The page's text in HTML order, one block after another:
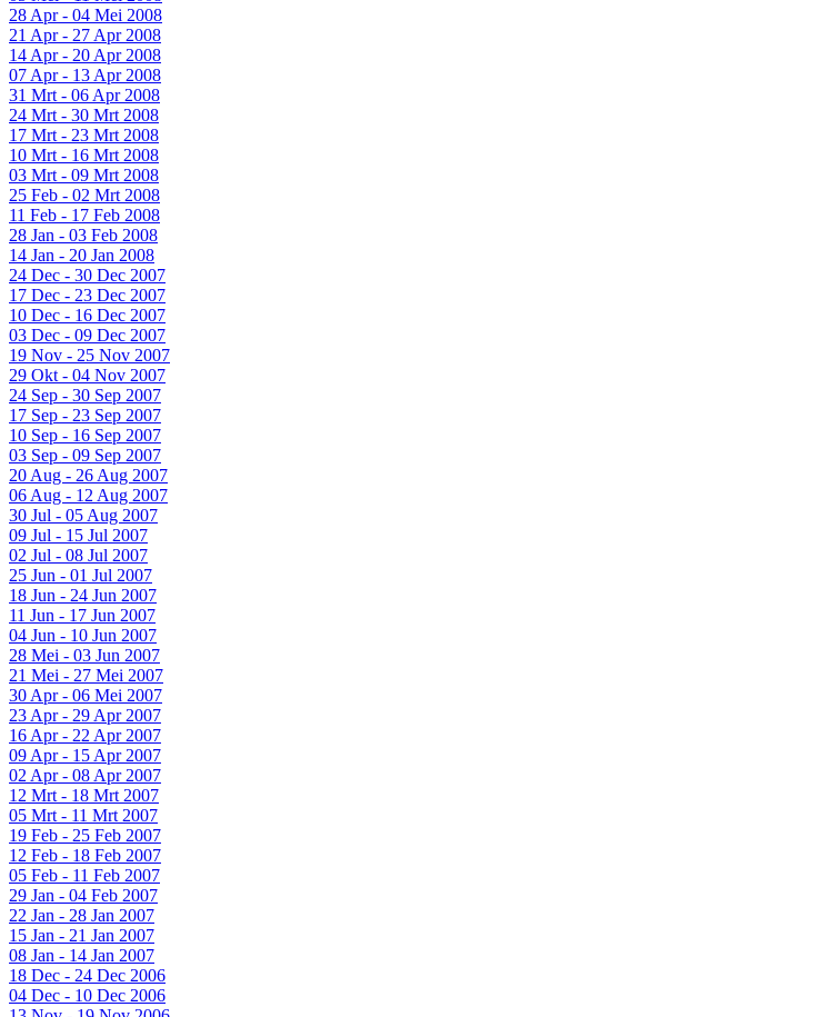
28 Apr - 04 Mei 2008
21 Apr - 27 Apr 2008
14 Apr - 20 Apr 2008
07 Apr - 13 Apr 2008
31 Mrt - 06 Apr 2008
24 Mrt - 30 Mrt 2008
17 Mrt - 23 Mrt 2008
10 Mrt - 16 Mrt 2008
03 Mrt - 09 Mrt 2008
25 Feb - 02 Mrt 2008
11 Feb - 17 Feb 2008
28 Jan - 03 Feb 2008
14 Jan - 20 Jan 2008
24 Dec - 30 Dec 2007
17 Dec - 23 Dec 2007
10 Dec - 16 Dec 2007
03 Dec - 09 Dec 2007
19 Nov - 25 Nov 2007
29 Okt - 04 Nov 2007
24 Sep - 30 Sep 2007
17 Sep - 23 Sep 2007
10 Sep - 16 Sep 2007
03 Sep - 09 Sep 2007
20 Aug - 26 Aug 2007
06 Aug - 12 Aug 2007
30 Jul - 05 Aug 2007
09 Jul - 15 Jul 2007
02 Jul - 08 Jul 2007
25 Jun - 01 Jul 2007
18 Jun - 24 Jun 2007
11 Jun - 17 Jun 2007
04 Jun - 10 Jun 2007
28 Mei - 03 Jun 2007
21 Mei - 27 Mei 2007
30 Apr - 06 Mei 2007
23 Apr - 29 Apr 2007
16 Apr - 22 Apr 2007
09 Apr - 15 Apr 2007
02 Apr - 08 Apr 2007
12 Mrt - 18 Mrt 2007
05 Mrt - 11 Mrt 2007
19 Feb - 25 Feb 2007
12 Feb - 18 Feb 2007
05 Feb - 11 Feb 2007
29 Jan - 04 Feb 2007
22 Jan - 28 Jan 2007
15 Jan - 21 Jan 2007
08 Jan - 14 Jan 2007
18 Dec - 24 Dec 2006
04 Dec - 10 Dec 2006